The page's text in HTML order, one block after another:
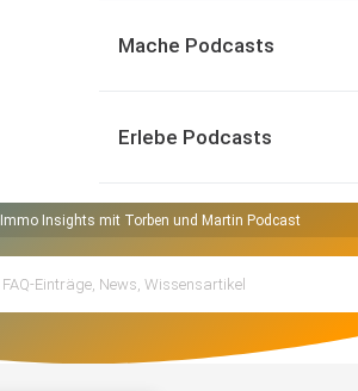
Mache Podcasts
Erlebe Podcasts
Immo Insights mit Torben und Martin Podcast